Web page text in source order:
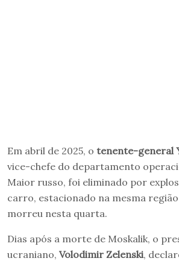
Em abril de 2025, o tenente-general
vice-chefe do departamento
Maior russo, foi eliminado por
carro, estacionado na mesma
morreu nesta quarta.
Dias após a morte de Moskalik, o
ucraniano, Volodimir Zelenski,